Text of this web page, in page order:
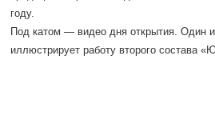
году.
Под катом — видео дня открытия. Один
иллюстрирует работу второго состава